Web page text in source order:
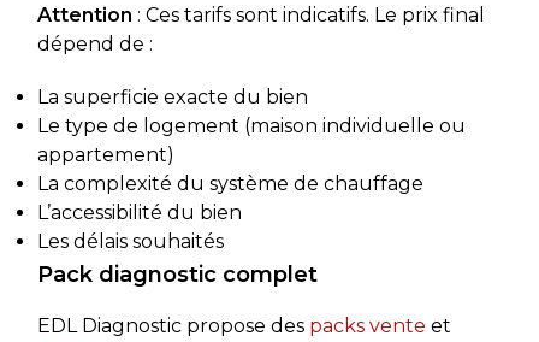
Attention : Ces tarifs sont indicatifs. Le prix final
dépend de :
La superficie exacte du bien
Le type de logement (maison individuelle ou
appartement)
La complexité du système de chauffage
L’accessibilité du bien
Les délais souhaités
Pack diagnostic complet
EDL Diagnostic propose des packs vente et